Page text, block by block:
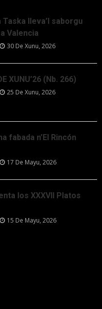
Taska lleva’l saborgu
Valencia
30 De Xunu, 2026
XUNU’26 (Nb. 266)
25 De Xunu, 2026
fabada n’El Rincón
17 De Mayu, 2026
los XXXVII Platos
15 De Mayu, 2026